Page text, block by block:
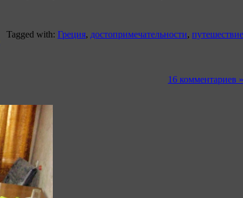
Tagged with: Греция, достопримечательности, путешествие
16 комментариев »